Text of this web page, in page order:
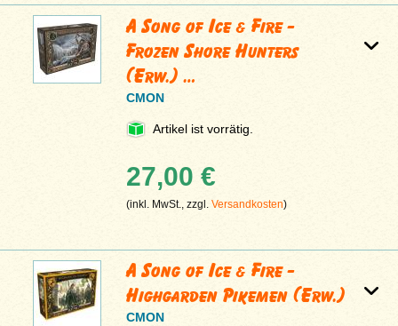
A Song of Ice & Fire -
Frozen Shore Hunters
(Erw.) …
CMON
Artikel ist vorrätig.
27,00 €
(inkl. MwSt., zzgl.Versandkosten)
A Song of Ice & Fire -
Highgarden Pikemen (Erw.)
CMON